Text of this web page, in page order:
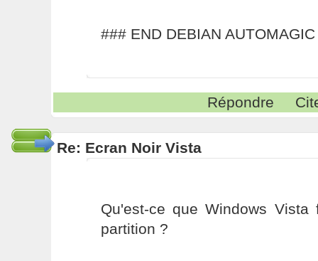
### END DEBIAN
Répondre
Re: Ecran Noir Vista
Qu'est-ce que Windows
partition ?